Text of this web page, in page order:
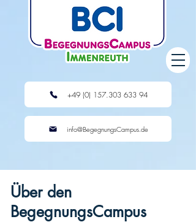
+49 (0) 157.303 633 94
info@BegegnungsCampus.de
Über den
BegegnungsCampus